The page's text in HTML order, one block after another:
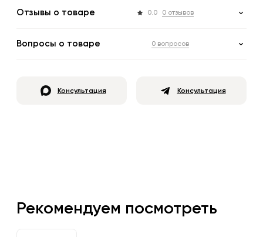
Отзывы о товаре 0.0 0 отзывов
Вопросы о товаре 0 вопросов
Консультация Консультация
Рекомендуем посмотреть